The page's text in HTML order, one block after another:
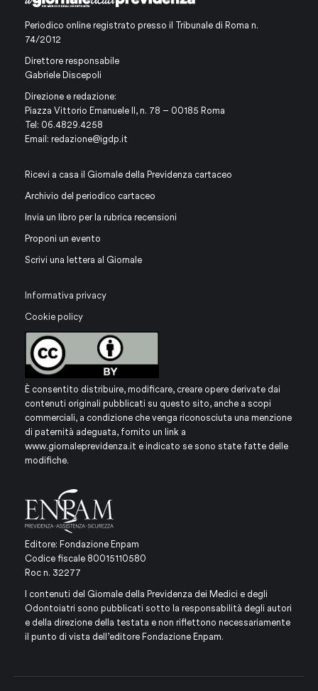
Periodico online registrato presso il Tribunale di Roma n.
74/2012
Direttore responsabile
Gabriele Discepoli
Direzione e redazione:
Piazza Vittorio Emanuele II, n. 78 – 00185 Roma
Tel: 06.4829.4258
Email: redazione@igdp.it
Ricevi a casa il Giornale della Previdenza cartaceo
Archivio del periodico cartaceo
Invia un libro per la rubrica recensioni
Proponi un evento
Scrivi una lettera al Giornale
Informativa privacy
Cookie policy
È consentito distribuire, modificare, creare opere derivate dai
contenuti originali pubblicati su questo sito, anche a scopi
commerciali, a condizione che venga riconosciuta una menzione
di paternità adeguata, fornito un link a
www.giornaleprevidenza.it e indicato se sono state fatte delle
modifiche.
Editore: Fondazione Enpam
Codice fiscale 80015110580
Roc n. 32277
I contenuti del Giornale della Previdenza dei Medici e degli
Odontoiatri sono pubblicati sotto la responsabilità degli autori
e della direzione della testata e non riflettono necessariamente
il punto di vista dell’editore Fondazione Enpam.